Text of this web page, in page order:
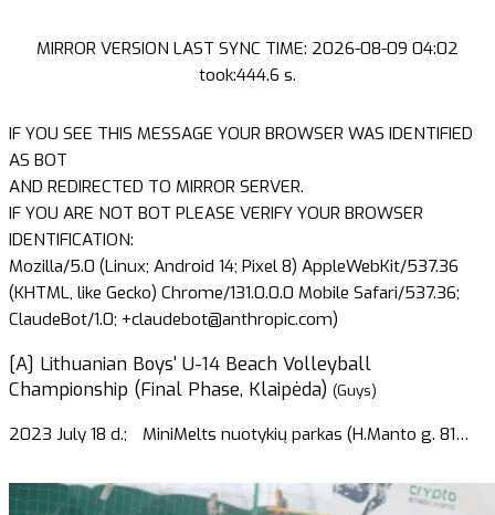
MIRROR VERSION LAST SYNC TIME: 2026-08-09 04:02
took:444.6 s.
IF YOU SEE THIS MESSAGE YOUR BROWSER WAS IDENTIFIED
AS BOT
AND REDIRECTED TO MIRROR SERVER.
IF YOU ARE NOT BOT PLEASE VERIFY YOUR BROWSER
IDENTIFICATION:
Mozilla/5.0 (Linux; Android 14; Pixel 8) AppleWebKit/537.36
(KHTML, like Gecko) Chrome/131.0.0.0 Mobile Safari/537.36;
ClaudeBot/1.0; +claudebot@anthropic.com)
[A] Lithuanian Boys' U-14 Beach Volleyball
Championship (Final Phase, Klaipėda) (Guys)
2023 July 18 d.; MiniMelts nuotykių parkas (H.Manto g. 81…